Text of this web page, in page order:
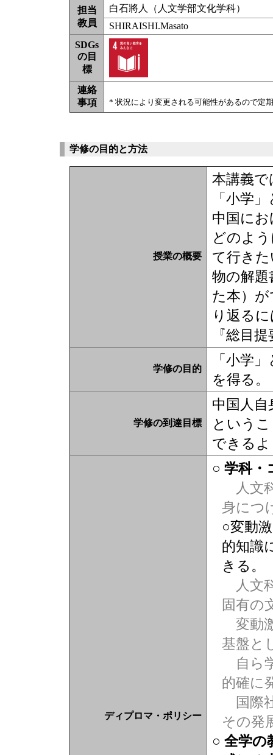
担当
教員
白石將人（人文学部文化学科）
SHIRAISHI.Masato
SDGs
の目
標
連絡
事項
* 状況により変更される可能性があるので定
学修の目的と方法
授業の概要
本講義で
「小学
中国に
どのよ
て行き
物の解
た本）
り返る
『総目
学修の目的
「小学
を得る。
学修の到達目標
中国人
という
できる
ディプロマ・ポリシー
○ 学科・
人文
身につ
○変動
的知識
きる。
人文
固有の
変動
基盤と
自ら
的確に
国際
その発
○ 全学の